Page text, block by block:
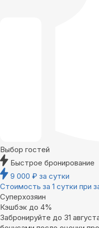
Выбор гостей
Быстрое бронирование
9 000 ₽ за сутки
Стоимость за 1 сутки при
Суперхозяин
Кэшбэк до 4%
Забронируйте до 31